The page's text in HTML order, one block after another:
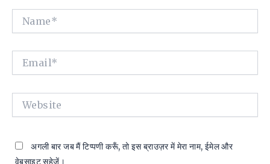
Website
अगली बार जब मैं टिप्पणी करूँ, तो इस ब्राउज़र में मेरा नाम, ईमेल और
वेबसाइट सहेजें।